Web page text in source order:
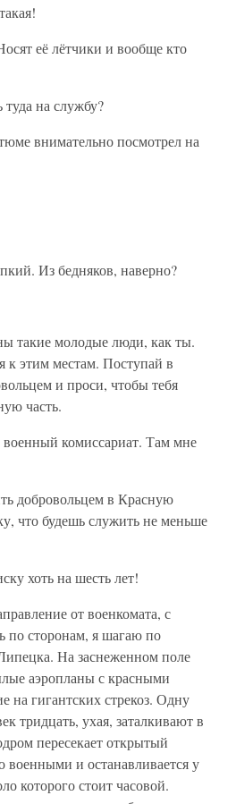
её лётчики и вообще кто
на службу?
внимательно посмотрел на
Из бедняков, наверно?
такие молодые люди, как ты.
к этим местам. Поступай в
и проси, чтобы тебя
часть.
комиссариат. Там мне
добровольцем в Красную
что будешь служить не меньше
хоть на шесть лет!
от военкомата, с
по сторонам, я шагаю по
На заснеженном поле
аэропланы с красными
на гигантских стрекоз. Одну
тридцать, ухая, заталкивают в
пересекает открытый
военными и останавливается у
которого стоит часовой.